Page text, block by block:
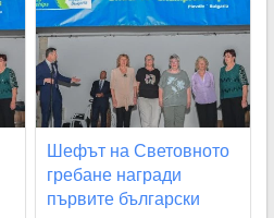
Шефът на Световното
гребане награди
първите български